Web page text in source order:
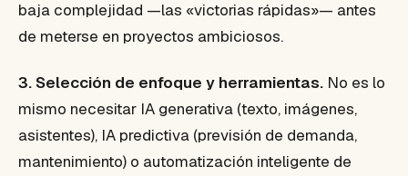
baja complejidad —las «victorias rápidas»— antes
de meterse en proyectos ambiciosos.
3. Selección de enfoque y herramientas. No es lo
mismo necesitar IA generativa (texto, imágenes,
asistentes), IA predictiva (previsión de demanda,
mantenimiento) o automatización inteligente de